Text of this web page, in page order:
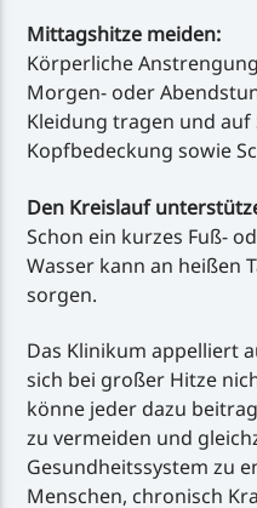
Mittagshitze meiden:
Körperliche
Morgen- oder
Kleidung tragen und auf
Kopfbedeckung sowie
Den Kreislauf
Schon ein kurzes Fuß-
Wasser kann an heißen
sorgen.
Das Klinikum appelliert
sich bei großer Hitze
könne jeder dazu
zu vermeiden und
Gesundheitssystem zu
Menschen, chronisch